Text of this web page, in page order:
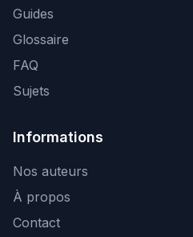
Guides
Glossaire
FAQ
Sujets
Informations
Nos auteurs
À propos
Contact